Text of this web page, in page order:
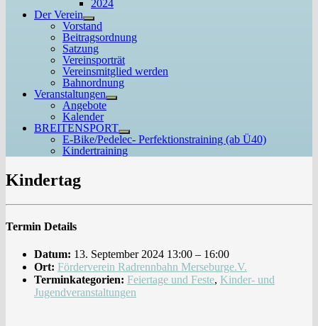
2024
Der Verein
Untermenü
anzeigen
Vorstand
Beitragsordnung
Satzung
Vereinsporträt
Vereinsmitglied werden
Bahnordnung
Veranstaltungen
Untermenü
Angebote
Kalender
BREITENSPORT
Untermenü
anzeigen
E-Bike/Pedelec- Perfektionstraining (ab Ü40)
Kindertraining
Kindertag
Termin Details
Datum: 13. September 2024 13:00 – 16:00
Ort: Förderverein Radrennbahn Merseburge.V.
Terminkategorien: Feiertage und Feste, Kinder- und
Jugendveranstaltungen